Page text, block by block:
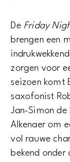
De Friday
brengen een
zorgen voor
seizoen komt
saxofonist
Jan-Simon
Alkenaer om
vol rauwe
bekend onder